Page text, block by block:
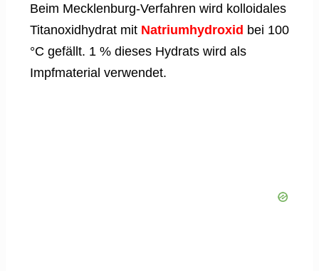
Beim Mecklenburg-Verfahren wird kolloidales
Titanoxidhydrat mit Natriumhydroxid bei 100
°C gefällt. 1 % dieses Hydrats wird als
Impfmaterial verwendet.